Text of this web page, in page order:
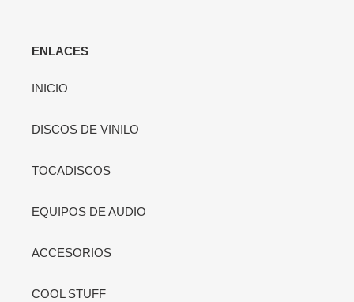
ENLACES
INICIO
DISCOS DE VINILO
TOCADISCOS
EQUIPOS DE AUDIO
ACCESORIOS
COOL STUFF